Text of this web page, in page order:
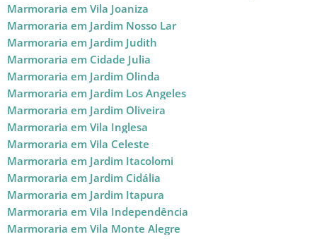
Marmoraria em Vila Joaniza
Marmoraria em Jardim Nosso Lar
Marmoraria em Jardim Judith
Marmoraria em Cidade Julia
Marmoraria em Jardim Olinda
Marmoraria em Jardim Los Angeles
Marmoraria em Jardim Oliveira
Marmoraria em Vila Inglesa
Marmoraria em Vila Celeste
Marmoraria em Jardim Itacolomi
Marmoraria em Jardim Cidália
Marmoraria em Jardim Itapura
Marmoraria em Vila Independência
Marmoraria em Vila Monte Alegre